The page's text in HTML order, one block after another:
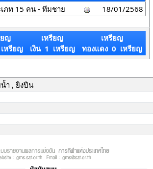
ภท 15 คน - ทีมชาย 18/01/2568
ยญ
หรียญ
เหรียญ
เงิน 1 เหรียญ
เหรียญ
ทองแดง 0 เหรียญ
ำ , ยิงปืน